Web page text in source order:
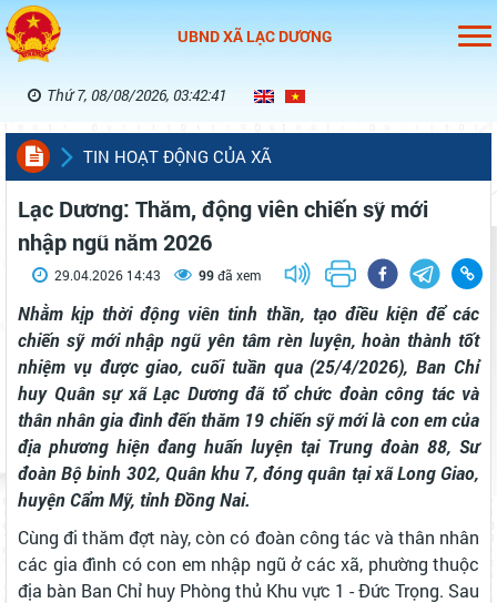
UBND XÃ LẠC DƯƠNG
Thứ 7, 08/08/2026, 03:42:41
TIN HOẠT ĐỘNG CỦA XÃ
Lạc Dương: Thăm, động viên chiến sỹ mới
nhập ngũ năm 2026
29.04.2026 14:43 99đã xem
Nhằm kịp thời động viên tinh thần, tạo điều kiện để các
chiến sỹ mới nhập ngũ yên tâm rèn luyện, hoàn thành tốt
nhiệm vụ được giao, cuối tuần qua (25/4/2026), Ban Chỉ
huy Quân sự xã Lạc Dương đã tổ chức đoàn công tác và
thân nhân gia đình đến thăm 19 chiến sỹ mới là con em của
địa phương hiện đang huấn luyện tại Trung đoàn 88, Sư
đoàn Bộ binh 302, Quân khu 7, đóng quân tại xã Long Giao,
huyện Cẩm Mỹ, tỉnh Đồng Nai.
Cùng đi thăm đợt này, còn có đoàn công tác và thân nhân
các gia đình có con em nhập ngũ ở các xã, phường thuộc
địa bàn Ban Chỉ huy Phòng thủ Khu vực 1 - Đức Trọng. Sau